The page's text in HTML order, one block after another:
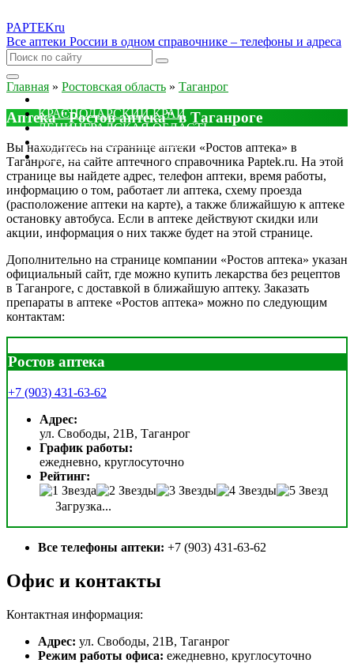
PAPTEKru
Все аптеки России в одном справочнике – телефоны и адреса
КРАСНОДАРСКИЙ КРАЙ
ЛЕНИНГРАДСКАЯ ОБЛАСТЬ
ДРУГИЕ
Главная » Ростовская область » Таганрог
Аптека "Ростов аптека" в Таганроге
Вы находитесь на странице аптеки «Ростов аптека» в
Таганроге, на сайте аптечного справочника Paptek.ru. На этой
странице вы найдете адрес, телефон аптеки, время работы,
информацию о том, работает ли аптека, схему проезда
(расположение аптеки на карте), а также ближайшую к аптеке
остановку автобуса. Если в аптеке действуют скидки или
акции, информация о них также будет на этой странице.
Дополнительно на странице компании «Ростов аптека» указан
официальный сайт, где можно купить лекарства без рецептов
в Таганроге, с доставкой в ближайшую аптеку. Заказать
препараты в аптеке «Ростов аптека» можно по следующим
контактам:
Ростов аптека
+7 (903) 431-63-62
Адрес:
ул. Свободы, 21В, Таганрог
График работы:
ежедневно, круглосуточно
Рейтинг:
Загрузка...
Все телефоны аптеки: +7 (903) 431-63-62
Офис и контакты
Контактная информация:
Адрес: ул. Свободы, 21В, Таганрог
Режим работы офиса: ежедневно, круглосуточно